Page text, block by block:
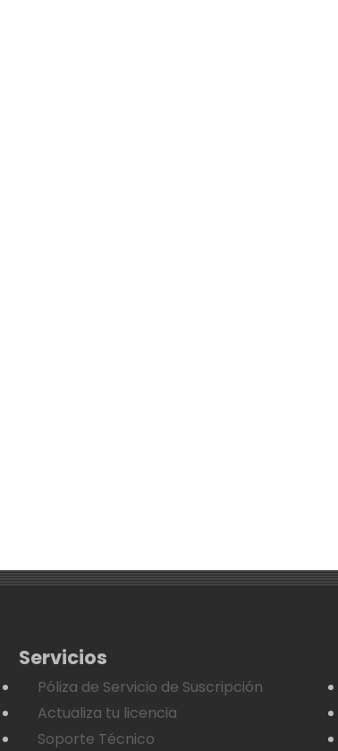
Servicios
Póliza de Servicio de Suscripción
Actualiza tu licencia
Soporte Técnico